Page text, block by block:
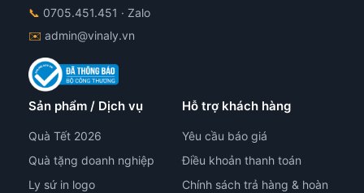
📞 0705.451.451 · Zalo
✉️ admin@vinaly.vn
Sản phẩm / Dịch vụ
Quà Tết 2026
Quà tặng doanh nghiệp
Ly sứ in logo
Hỗ trợ khách hàng
Yêu cầu báo giá
Điều khoản thanh toán
Chính sách trả hàng & hoàn